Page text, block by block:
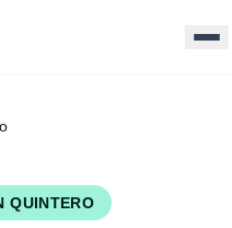
QUINTERO